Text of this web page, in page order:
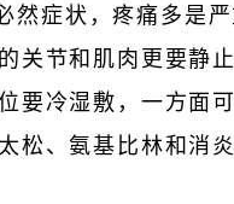
然症状，疼痛多是
关节和肌肉更要静
要冷湿敷，一方面
松、氨基比林和消